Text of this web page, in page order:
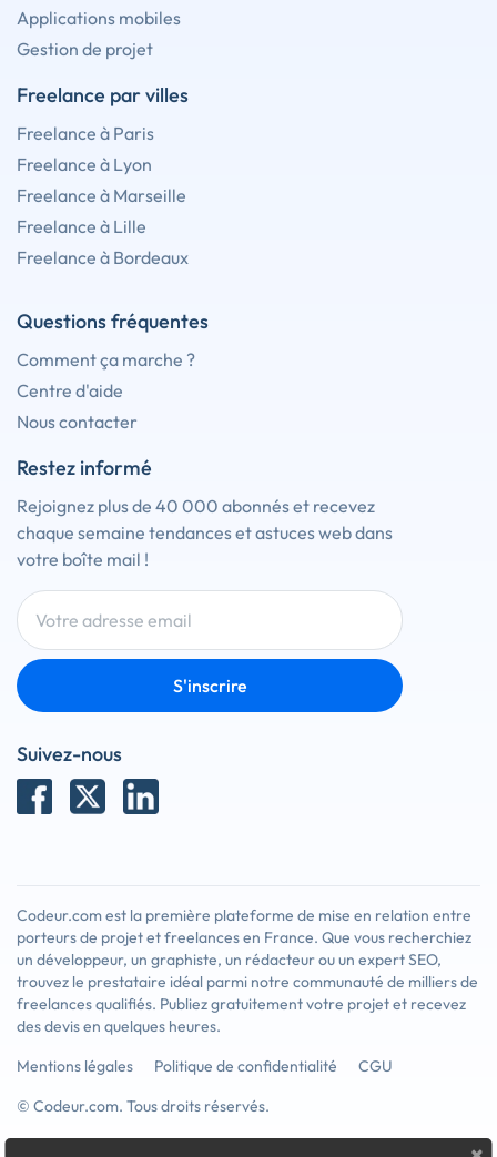
Applications mobiles
Gestion de projet
Freelance par villes
Freelance à Paris
Freelance à Lyon
Freelance à Marseille
Freelance à Lille
Freelance à Bordeaux
Questions fréquentes
Comment ça marche ?
Centre d'aide
Nous contacter
Restez informé
Rejoignez plus de 40 000 abonnés et recevez
chaque semaine tendances et astuces web dans
votre boîte mail !
S'inscrire
Suivez-nous
Codeur.com est la première plateforme de mise en relation entre
porteurs de projet et freelances en France. Que vous recherchiez
un développeur, un graphiste, un rédacteur ou un expert SEO,
trouvez le prestataire idéal parmi notre communauté de milliers de
freelances qualifiés. Publiez gratuitement votre projet et recevez
des devis en quelques heures.
Mentions légales
Politique de confidentialité
CGU
© Codeur.com. Tous droits réservés.